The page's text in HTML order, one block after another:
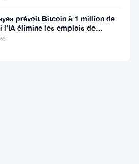
prévoit Bitcoin à 1 million de
l’IA élimine les emplois de